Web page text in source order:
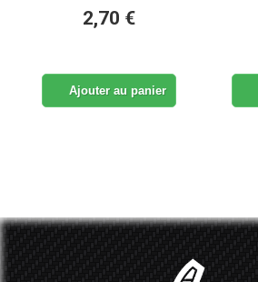
2,70 €
Ajouter au panier